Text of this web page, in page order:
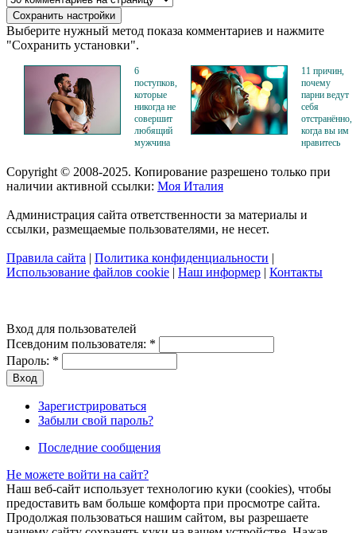
Выберите нужный метод показа комментариев и нажмите
"Сохранить установки".
6
поступков,
которые
никогда не
совершит
любящий
мужчина
11 причин,
почему
парни ведут
себя
отстранённо,
когда вы им
нравитесь
Copyright © 2008-2025. Копирование разрешено только при
наличии активной ссылки: Моя Италия
Администрация сайта ответственности за материалы и
ссылки, размещаемые пользователями, не несет.
Правила сайта | Политика конфиденциальности |
Использование файлов cookie | Наш информер | Контакты
Вход для пользователей
Псевдоним пользователя: *
Пароль: *
Зарегистрироваться
Забыли свой пароль?
Последние сообщения
Не можете войти на сайт?
Наш веб-сайт использует технологию куки (cookies), чтобы
предоставить вам больше комфорта при просмотре сайта.
Продолжая пользоваться нашим сайтом, вы разрешаете